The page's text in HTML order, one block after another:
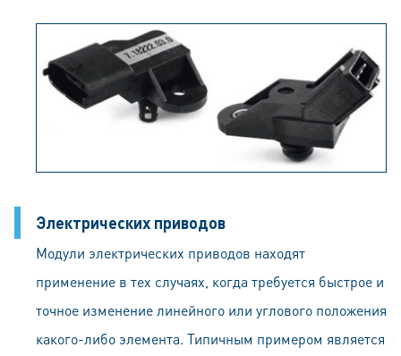
Электрических приводов
Модули электрических приводов находят
применение в тех случаях, когда требуется быстрое и
точное изменение линейного или углового положения
какого-либо элемента. Типичным примером является